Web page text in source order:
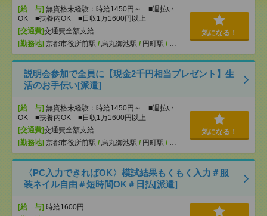
[給 与] 無資格未経験：時給1450円～ ■週払い
OK ■扶養内OK ■日収1万1600円以上
[交通費]交通費全額支給
[勤務地] 京都市役所前駅 / 烏丸御池駅 / 円町駅 / …
気になる！
説明会参加で全員に【現金2千円相当プレゼント】生
活のお手伝い[派遣]
[給 与] 無資格未経験：時給1450円～ ■週払い
OK ■扶養内OK ■日収1万1600円以上
[交通費]交通費全額支給
[勤務地] 京都市役所前駅 / 烏丸御池駅 / 円町駅 / …
気になる！
〈PC入力できればOK〉模試結果もくもく入力＃服
装ネイル自由＃短時間OK＃日払[派遣]
[給 与] 時給1600円